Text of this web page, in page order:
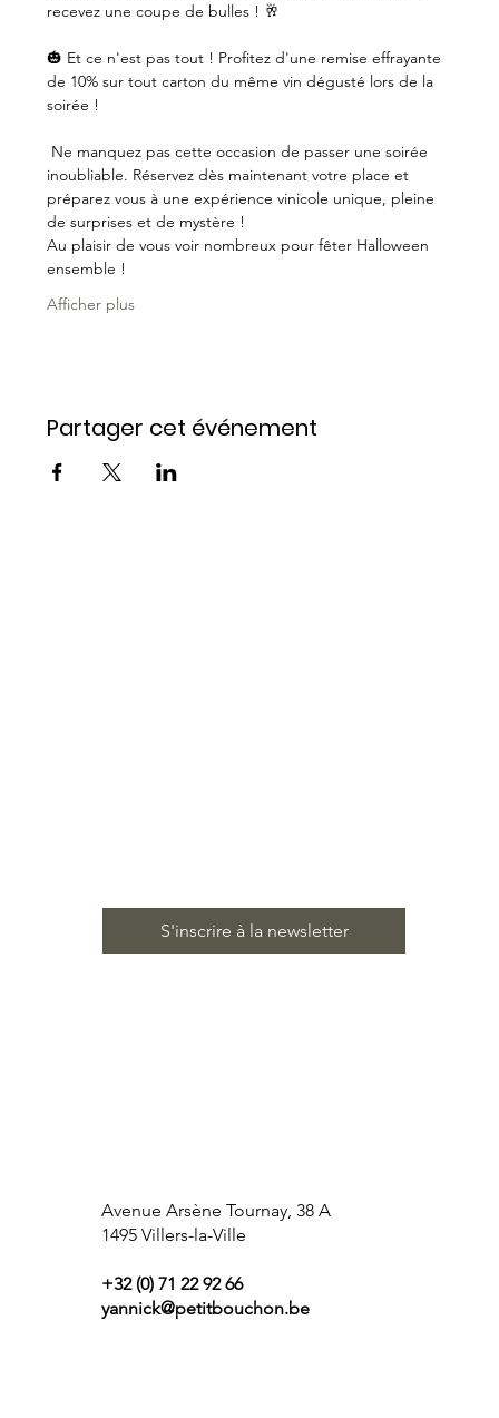
recevez une coupe de bulles ! 🥂
🎃 Et ce n'est pas tout ! Profitez d'une remise effrayante
de 10% sur tout carton du même vin dégusté lors de la
soirée !
Ne manquez pas cette occasion de passer une soirée
inoubliable. Réservez dès maintenant votre place et
préparez vous à une expérience vinicole unique, pleine
de surprises et de mystère !
Au plaisir de vous voir nombreux pour fêter Halloween
ensemble !
Afficher plus
Partager cet événement
S'inscrire à la newsletter
Avenue Arsène Tournay, 38 A
1495 Villers-la-Ville
+32 (0) 71 22 92 66
yannick@petitbouchon.be